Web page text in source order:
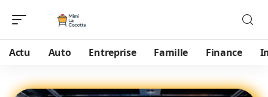
Actu Auto Entreprise Famille Finance